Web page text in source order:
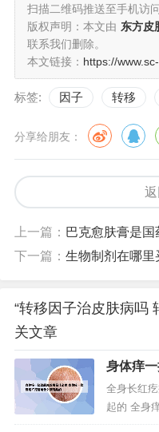
扫描二维码推送至手机访问
版权声明：本文由 东方皮
联系我们删除。
本文链接： https://
标签: 因子 转移
分享给朋友：
上一篇： 巴克愈肤膏是
下一篇： 生物制剂在哪里
“转移因子治皮肤病吗
关文章
身体痒
挠就起
全身长红
起的 全身
荨麻疹引